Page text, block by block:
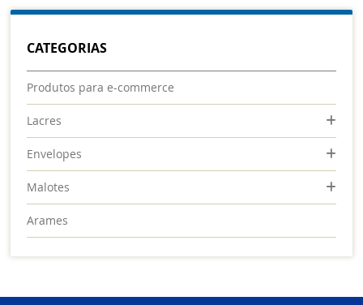
CATEGORIAS
Produtos para e-commerce
Lacres
Envelopes
Malotes
Arames